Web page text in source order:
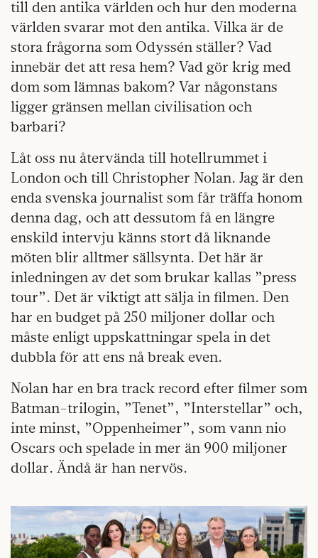
till den antika världen och hur den moderna
världen svarar mot den antika. Vilka är de
stora frågorna som Odyssén ställer? Vad
innebär det att resa hem? Vad gör krig med
dom som lämnas bakom? Var någonstans
ligger gränsen mellan civilisation och
barbari?
Låt oss nu återvända till hotellrummet i
London och till Christopher Nolan. Jag är den
enda svenska journalist som får träffa honom
denna dag, och att dessutom få en längre
enskild intervju känns stort då liknande
möten blir alltmer sällsynta. Det här är
inledningen av det som brukar kallas ”press
tour”. Det är viktigt att sälja in filmen. Den
har en budget på 250 miljoner dollar och
måste enligt uppskattningar spela in det
dubbla för att ens nå break even.
Nolan har en bra track record efter filmer som
Batman-trilogin, ”Tenet”, ”Interstellar” och,
inte minst, ”Oppenheimer”, som vann nio
Oscars och spelade in mer än 900 miljoner
dollar. Ändå är han nervös.